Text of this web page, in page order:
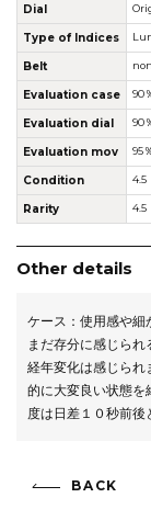
Dial
Type of Indices
Belt
Evaluation case 90
Evaluation dial 90
Evaluation mov 95
Condition 4.5
Rarity 4.5
Other details
ケース：使用感や細
まだ存分に感じら
経年変化は感じられ
的に大変良い状態を
度は日差１０秒前後
BACK